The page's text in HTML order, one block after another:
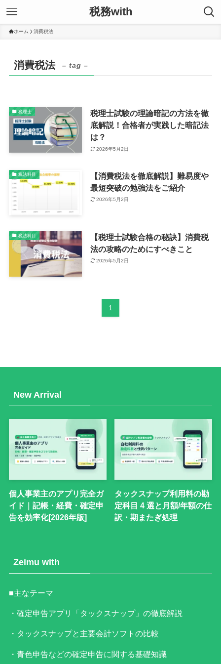
税務with
ホーム 消費税法
消費税法 – tag –
税理士
税理士試験の理論暗記の方法を徹
底解説！合格者が実践した暗記法
は？
2026年5月2日
税法科目
【消費税法を徹底解説】難易度や
最短突破の勉強法をご紹介
2026年5月2日
税法科目
【税理士試験合格の秘訣】消費税
法の攻略のためにすべきこと
2026年5月2日
1
New Arrival
個人事業主のアプリ完全ガ
イド｜記帳・経費・確定申
告を効率化[2026年版]
タックスナップ利用料の勘
定科目 4 選と月額/年額の仕
訳・期またぎ処理
Zeimu with
■主なテーマ
・確定申告アプリ「タックスナップ」の徹底解説
・タックスナップと主要会計ソフトの比較
・青色申告などの確定申告に関する基礎知識